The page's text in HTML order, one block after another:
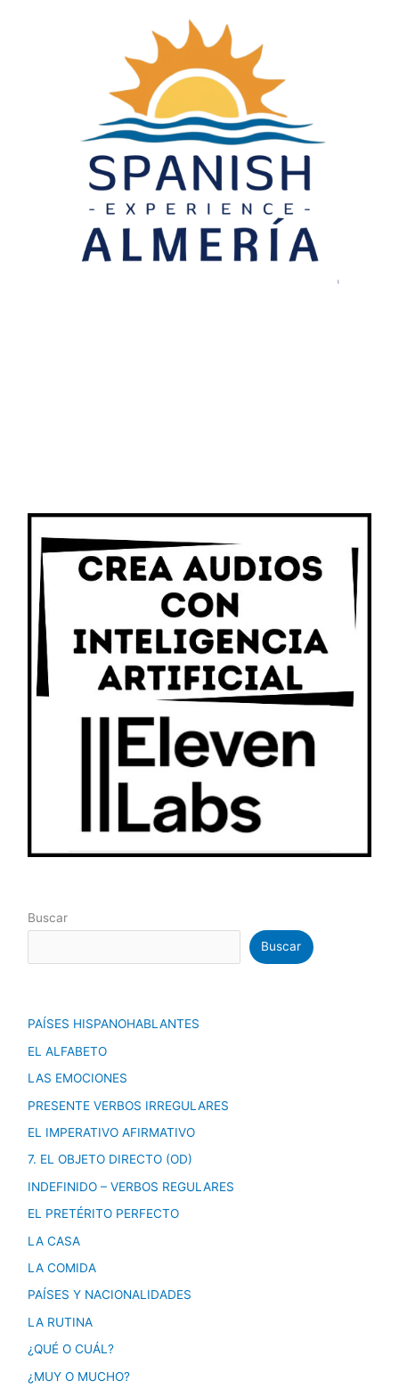
Buscar
Buscar
PAÍSES HISPANOHABLANTES
EL ALFABETO
LAS EMOCIONES
PRESENTE VERBOS IRREGULARES
EL IMPERATIVO AFIRMATIVO
7. EL OBJETO DIRECTO (OD)
INDEFINIDO – VERBOS REGULARES
EL PRETÉRITO PERFECTO
LA CASA
LA COMIDA
PAÍSES Y NACIONALIDADES
LA RUTINA
¿QUÉ O CUÁL?
¿MUY O MUCHO?